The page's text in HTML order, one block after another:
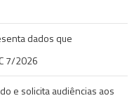
dados que
7/2026
e solicita audiências aos